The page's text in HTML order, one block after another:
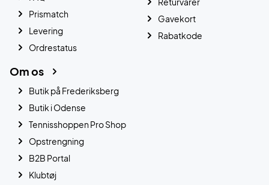
Prismatch
Levering
Ordrestatus
Gavekort
Rabatkode
Om os
Butik på Frederiksberg
Butik i Odense
Tennisshoppen Pro Shop
Opstrengning
B2B Portal
Klubtøj